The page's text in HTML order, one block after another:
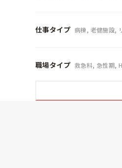
仕事タイプ 病棟, 老健施設,
職場タイプ 救急科, 急性期,